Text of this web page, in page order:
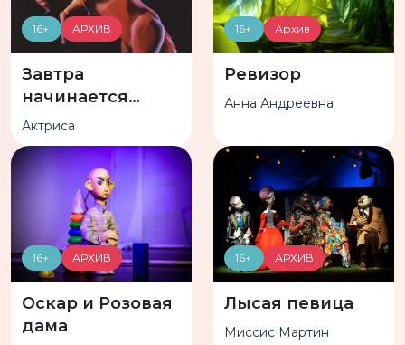
16+ АРХИВ
Завтра
начинается
вчера
Актриса
16+ Архив
Ревизор
Анна Андреевна
16+ АРХИВ
Оскар и Розовая
дама
16+ АРХИВ
Лысая певица
Миссис Мартин